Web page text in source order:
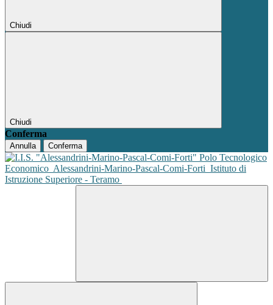
Chiudi
Chiudi
Conferma
Annulla Conferma
Polo Tecnologico
Economico Alessandrini-Marino-Pascal-Comi-Forti Istituto di
Istruzione Superiore - Teramo